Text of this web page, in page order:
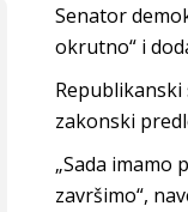
Senator
okrutno“ i
zakonski
„Sada imamo
završimo“,